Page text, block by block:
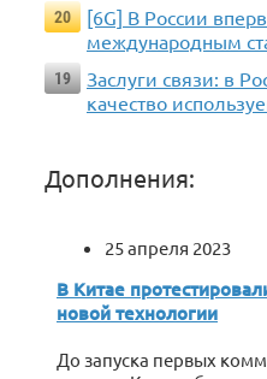
20
[6G] В России
международным
19
Заслуги связи: в
качество
Дополнения:
25 апреля 2023
В Китае
новой технологии
До запуска первых